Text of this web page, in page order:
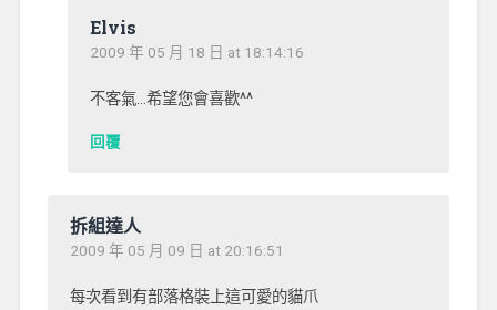
Elvis
2009 年 05 月 18 日 at 18:14:16
不客氣…希望您會喜歡^^
回覆
拆組達人
2009 年 05 月 09 日 at 20:16:51
每次看到有部落格裝上這可愛的貓爪